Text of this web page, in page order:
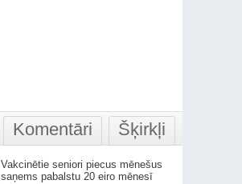
Komentāri Šķirkļi
Vakcinētie seniori piecus mēnešus
saņems pabalstu 20 eiro mēnesī